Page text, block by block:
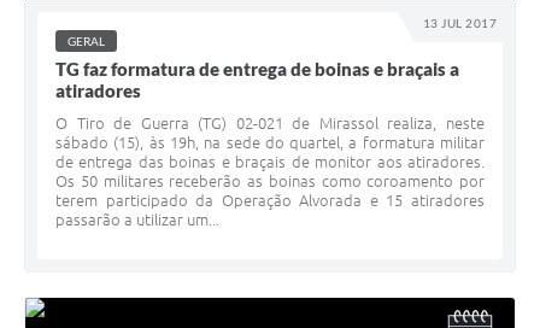
13 JUL 2017
GERAL
TG faz formatura de entrega de boinas e braçais a
atiradores
O Tiro de Guerra (TG) 02-021 de Mirassol realiza, neste
sábado (15), às 19h, na sede do quartel, a formatura militar
de entrega das boinas e braçais de monitor aos atiradores.
Os 50 militares receberão as boinas como coroamento por
terem participado da Operação Alvorada e 15 atiradores
passarão a utilizar um...